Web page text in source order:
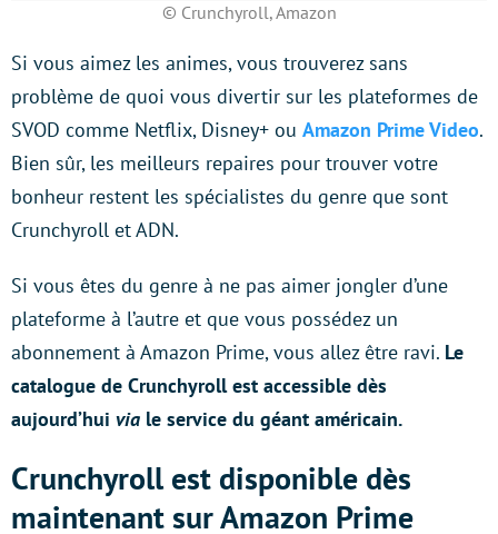
© Crunchyroll, Amazon
Si vous aimez les animes, vous trouverez sans
problème de quoi vous divertir sur les plateformes de
SVOD comme Netflix, Disney+ ou Amazon Prime Video.
Bien sûr, les meilleurs repaires pour trouver votre
bonheur restent les spécialistes du genre que sont
Crunchyroll et ADN.
Si vous êtes du genre à ne pas aimer jongler d’une
plateforme à l’autre et que vous possédez un
abonnement à Amazon Prime, vous allez être ravi. Le
catalogue de Crunchyroll est accessible dès
aujourd’hui via le service du géant américain.
Crunchyroll est disponible dès
maintenant sur Amazon Prime